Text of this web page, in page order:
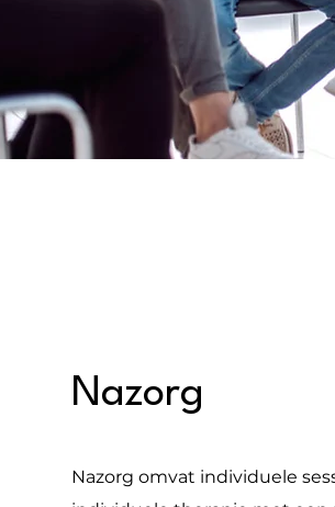
Nazorg
Nazorg omvat individuele